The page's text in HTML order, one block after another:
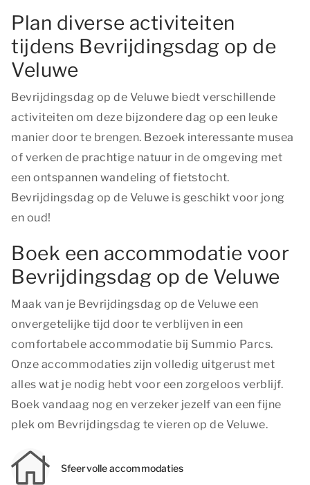
Plan diverse activiteiten
tijdens Bevrijdingsdag op de
Veluwe
Bevrijdingsdag op de Veluwe biedt verschillende
activiteiten om deze bijzondere dag op een leuke
manier door te brengen. Bezoek interessante musea
of verken de prachtige natuur in de omgeving met
een ontspannen wandeling of fietstocht.
Bevrijdingsdag op de Veluwe is geschikt voor jong
en oud!
Boek een accommodatie voor
Bevrijdingsdag op de Veluwe
Maak van je Bevrijdingsdag op de Veluwe een
onvergetelijke tijd door te verblijven in een
comfortabele accommodatie bij Summio Parcs.
Onze accommodaties zijn volledig uitgerust met
alles wat je nodig hebt voor een zorgeloos verblijf.
Boek vandaag nog en verzeker jezelf van een fijne
plek om Bevrijdingsdag te vieren op de Veluwe.
Sfeervolle accommodaties